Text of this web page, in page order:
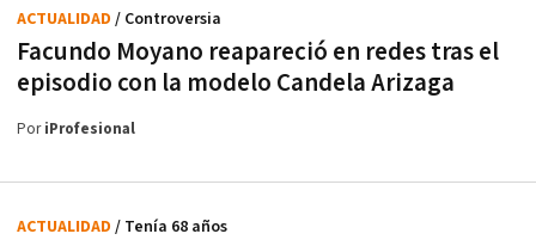
Facundo Moyano reapareció en redes tras el
episodio con la modelo Candela Arizaga
ACTUALIDAD / Controversia
PoriProfesional
ACTUALIDAD / Tenía 68 años